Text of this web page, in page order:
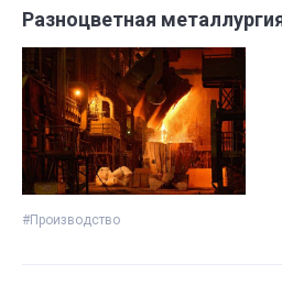
Разноцветная
#Производство